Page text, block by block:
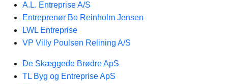
A.L. Entreprise A/S
Entreprenør Bo Reinholm Jensen
LWL Entreprise
VP Villy Poulsen Relining A/S
De Skæggede Brødre ApS
TL Byg og Entreprise ApS